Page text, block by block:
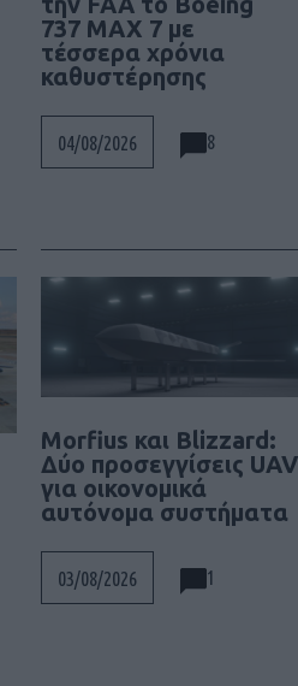
737 MAX 7 με
τέσσερα χρόνια
καθυστέρησης
04/08/2026 8
Morfius και Blizzard:
Δύο προσεγγίσεις UAV
για οικονομικά
αυτόνομα συστήματα
03/08/2026 1